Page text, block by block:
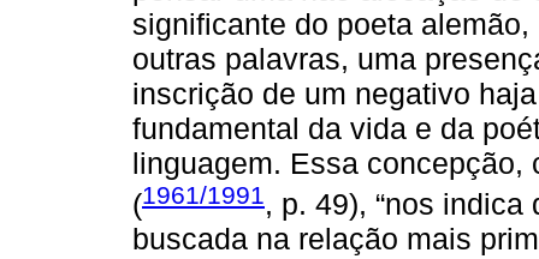
significante do poeta
outras palavras, uma
inscrição de um negativo
fundamental da vida e da
linguagem. Essa concepção,
(1961/1991, p. 49), “nos
buscada na relação mais